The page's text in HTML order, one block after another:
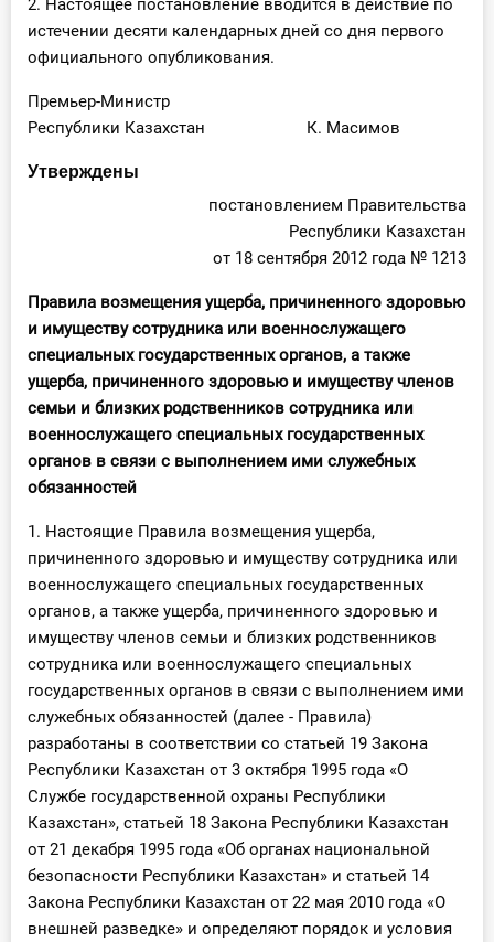
2. Настоящее постановление вводится в действие по
истечении десяти календарных дней со дня первого
официального опубликования.
Премьер-Министр
Республики Казахстан К. Масимов
Утверждены
постановлением Правительства
Республики Казахстан
от 18 сентября 2012 года № 1213
Правила возмещения ущерба, причиненного здоровью
и имуществу сотрудника или военнослужащего
специальных государственных органов, а также
ущерба, причиненного здоровью и имуществу членов
семьи и близких родственников сотрудника или
военнослужащего специальных государственных
органов в связи с выполнением ими служебных
обязанностей
1. Настоящие Правила возмещения ущерба,
причиненного здоровью и имуществу сотрудника или
военнослужащего специальных государственных
органов, а также ущерба, причиненного здоровью и
имуществу членов семьи и близких родственников
сотрудника или военнослужащего специальных
государственных органов в связи с выполнением ими
служебных обязанностей (далее - Правила)
разработаны в соответствии со статьей 19 Закона
Республики Казахстан от 3 октября 1995 года «О
Службе государственной охраны Республики
Казахстан», статьей 18 Закона Республики Казахстан
от 21 декабря 1995 года «Об органах национальной
безопасности Республики Казахстан» и статьей 14
Закона Республики Казахстан от 22 мая 2010 года «О
внешней разведке» и определяют порядок и условия